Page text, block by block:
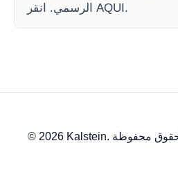
الرسمي. انقر AQUI.